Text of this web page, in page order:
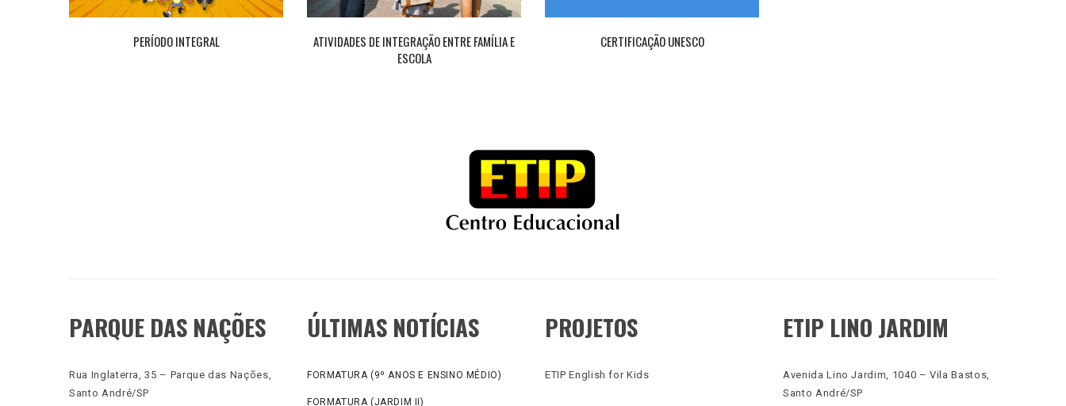
PERÍODO INTEGRAL
ATIVIDADES DE INTEGRAÇÃO ENTRE FAMÍLIA E
ESCOLA
CERTIFICAÇÃO UNESCO
PARQUE DAS NAÇÕES
Rua Inglaterra, 35 – Parque das Nações,
Santo André/SP
ÚLTIMAS NOTÍCIAS
FORMATURA (9º ANOS E ENSINO MÉDIO)
FORMATURA (JARDIM II)
PROJETOS
ETIP English for Kids
ETIP LINO JARDIM
Avenida Lino Jardim, 1040 – Vila Bastos,
Santo André/SP